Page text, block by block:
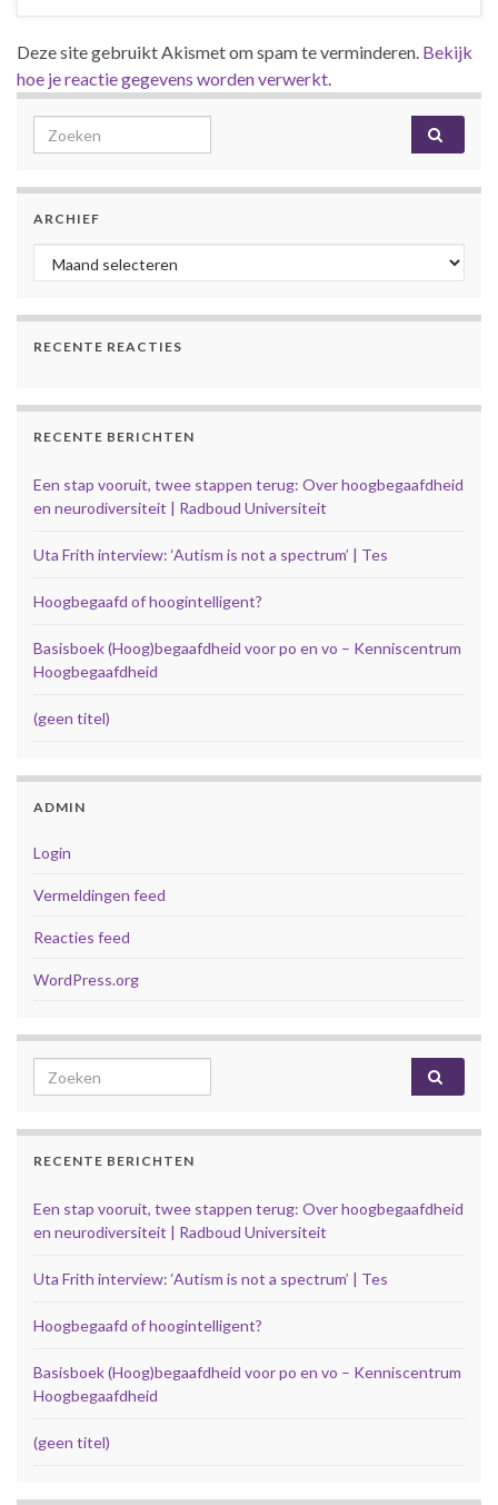
Deze site gebruikt Akismet om spam te verminderen. Bekijk
hoe je reactie gegevens worden verwerkt.
Search for:
ARCHIEF
Archief
RECENTE REACTIES
RECENTE BERICHTEN
Een stap vooruit, twee stappen terug: Over hoogbegaafdheid
en neurodiversiteit | Radboud Universiteit
Uta Frith interview: ‘Autism is not a spectrum’ | Tes
Hoogbegaafd of hoogintelligent?
Basisboek (Hoog)begaafdheid voor po en vo – Kenniscentrum
Hoogbegaafdheid
(geen titel)
ADMIN
Login
Vermeldingen feed
Reacties feed
WordPress.org
Search for:
RECENTE BERICHTEN
Een stap vooruit, twee stappen terug: Over hoogbegaafdheid
en neurodiversiteit | Radboud Universiteit
Uta Frith interview: ‘Autism is not a spectrum’ | Tes
Hoogbegaafd of hoogintelligent?
Basisboek (Hoog)begaafdheid voor po en vo – Kenniscentrum
Hoogbegaafdheid
(geen titel)